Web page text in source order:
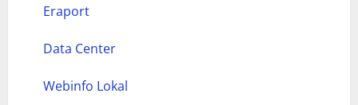
Eraport
Data Center
Webinfo Lokal